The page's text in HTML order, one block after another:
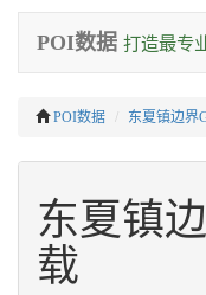
POI数据 打造最专
POI数据 东夏镇边界
东夏镇
载